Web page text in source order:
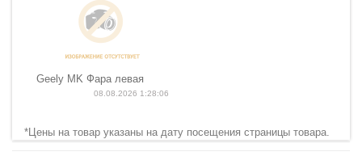
Geely MK Фара левая
08.08.2026 1:28:06
*Цены на товар указаны на дату посещения страницы товара.